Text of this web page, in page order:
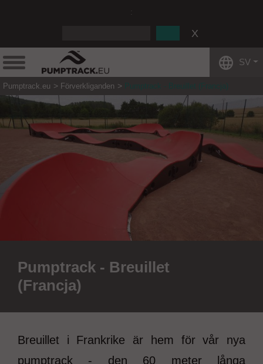
SV
Pumptrack.eu Förverkliganden Pumptrack - Breuillet (Francja)
Pumptrack - Breuillet
(Francja)
Breuillet i Frankrike är hem för vår nya
pumptrack - den 60 meter långa